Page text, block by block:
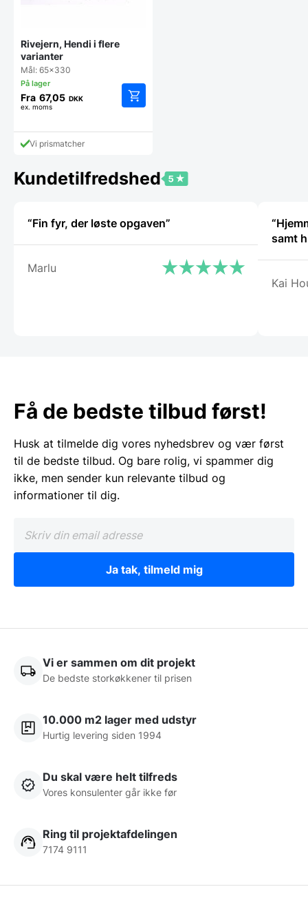
Rivejern, Hendi i flere
varianter
Mål: 65x330
Fra 67,05 DKK
ex. moms
Mulighederne
kan
varesiden
Vi prismatcher
Kundetilfredshed
“Fin fyr, der løste opgaven”
Marlu
samt
Kai
Få de bedste tilbud først!
Husk at tilmelde dig vores nyhedsbrev og vær først
til de bedste tilbud. Og bare rolig, vi spammer dig
ikke, men sender kun relevante tilbud og
informationer til dig.
Ja tak, tilmeld mig
Vi er sammen om dit projekt
De bedste storkøkkener til prisen
10.000 m2 lager med udstyr
Hurtig levering siden 1994
Du skal være helt tilfreds
Vores konsulenter går ikke før
Ring til projektafdelingen
7174 9111